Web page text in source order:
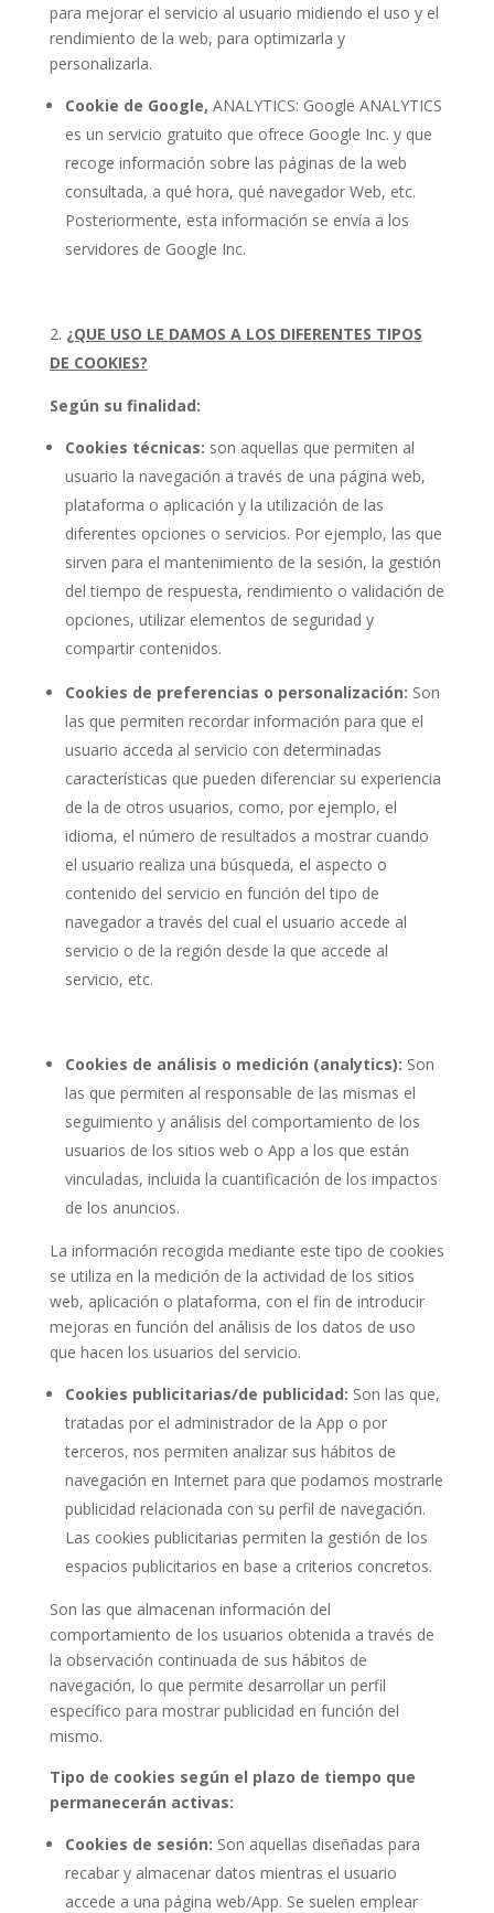
para mejorar el servicio al usuario midiendo el uso y el
rendimiento de la web, para optimizarla y
personalizarla.
Cookie de Google, ANALYTICS: Google ANALYTICS
es un servicio gratuito que ofrece Google Inc. y que
recoge información sobre las páginas de la web
consultada, a qué hora, qué navegador Web, etc.
Posteriormente, esta información se envía a los
servidores de Google Inc.
¿QUE USO LE DAMOS A LOS DIFERENTES TIPOS
DE COOKIES?
Según su finalidad:
Cookies técnicas: son aquellas que permiten al
usuario la navegación a través de una página web,
plataforma o aplicación y la utilización de las
diferentes opciones o servicios. Por ejemplo, las que
sirven para el mantenimiento de la sesión, la gestión
del tiempo de respuesta, rendimiento o validación de
opciones, utilizar elementos de seguridad y
compartir contenidos.
Cookies de preferencias o personalización: Son
las que permiten recordar información para que el
usuario acceda al servicio con determinadas
características que pueden diferenciar su experiencia
de la de otros usuarios, como, por ejemplo, el
idioma, el número de resultados a mostrar cuando
el usuario realiza una búsqueda, el aspecto o
contenido del servicio en función del tipo de
navegador a través del cual el usuario accede al
servicio o de la región desde la que accede al
servicio, etc.
Cookies de análisis o medición (analytics): Son
las que permiten al responsable de las mismas el
seguimiento y análisis del comportamiento de los
usuarios de los sitios web o App a los que están
vinculadas, incluida la cuantificación de los impactos
de los anuncios.
La información recogida mediante este tipo de cookies
se utiliza en la medición de la actividad de los sitios
web, aplicación o plataforma, con el fin de introducir
mejoras en función del análisis de los datos de uso
que hacen los usuarios del servicio.
Cookies publicitarias/de publicidad: Son las que,
tratadas por el administrador de la App o por
terceros, nos permiten analizar sus hábitos de
navegación en Internet para que podamos mostrarle
publicidad relacionada con su perfil de navegación.
Las cookies publicitarias permiten la gestión de los
espacios publicitarios en base a criterios concretos.
Son las que almacenan información del
comportamiento de los usuarios obtenida a través de
la observación continuada de sus hábitos de
navegación, lo que permite desarrollar un perfil
específico para mostrar publicidad en función del
mismo.
Tipo de cookies según el plazo de tiempo que
permanecerán activas:
Cookies de sesión: Son aquellas diseñadas para
recabar y almacenar datos mientras el usuario
accede a una página web/App. Se suelen emplear